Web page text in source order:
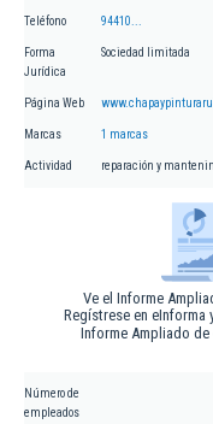
Teléfono 94410...
Forma
Jurídica
Sociedad limitada
Página Web
Marcas 1 marcas
Actividad reparación y
Ve el Informe
Regístrese en eInforma
Informe Ampliado de
Número de
empleados